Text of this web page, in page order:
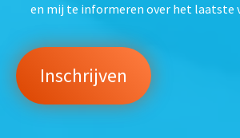
en mij te informeren over het laatste